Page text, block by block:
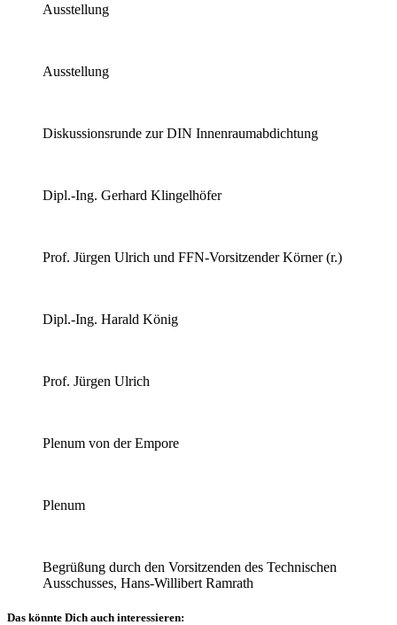
Ausstellung
Ausstellung
Diskussionsrunde zur DIN Innenraumabdichtung
Dipl.-Ing. Gerhard Klingelhöfer
Prof. Jürgen Ulrich und FFN-Vorsitzender Körner (r.)
Dipl.-Ing. Harald König
Prof. Jürgen Ulrich
Plenum von der Empore
Plenum
Begrüßung durch den Vorsitzenden des Technischen
Ausschusses, Hans-Willibert Ramrath
Das könnte Dich auch interessieren: